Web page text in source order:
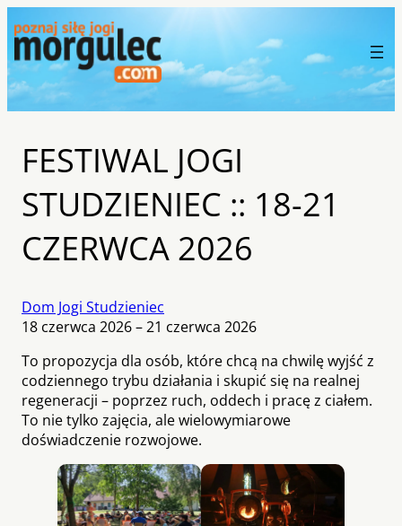
FESTIWAL JOGI
STUDZIENIEC :: 18-21
CZERWCA 2026
Dom Jogi Studzieniec
18 czerwca 2026 – 21 czerwca 2026
To propozycja dla osób, które chcą na chwilę wyjść z
codziennego trybu działania i skupić się na realnej
regeneracji – poprzez ruch, oddech i pracę z ciałem.
To nie tylko zajęcia, ale wielowymiarowe
doświadczenie rozwojowe.